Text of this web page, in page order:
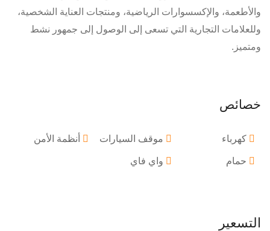
والأطعمة، والإكسسوارات الرياضية، ومنتجات العناية الشخصية،
وللعلامات التجارية التي تسعى إلى الوصول إلى جمهور نشط
ومتميز.
خصائص
كهرباء موقف السيارات أنظمة الأمن
حمام واي فاي
التسعير